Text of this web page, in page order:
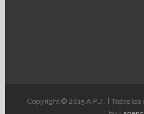
Copyright © 2015 A.P.J.. | Todos